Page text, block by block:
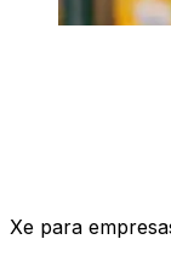
Xe para